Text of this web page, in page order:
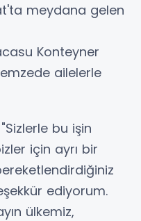
meydana gelen
Konteyner
ailelerle
bu işin
için ayrı bir
ediyorum.
ülkemiz,